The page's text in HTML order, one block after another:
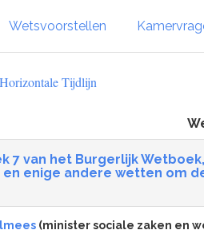
Wetsvoorstellen
Horizontale Tijdlijn
7 van het Burgerlijk
enige andere wetten om
(minister sociale zaken en